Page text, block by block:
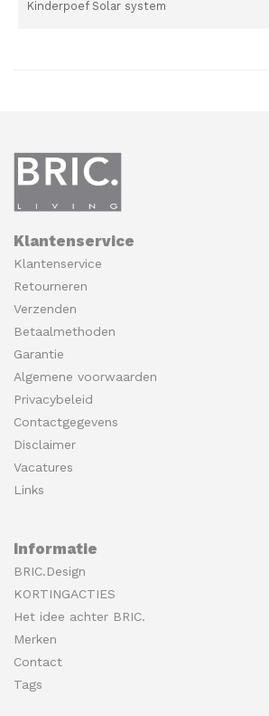
Kinderpoef Solar system
Klantenservice
Klantenservice
Retourneren
Verzenden
Betaalmethoden
Garantie
Algemene voorwaarden
Privacybeleid
Contactgegevens
Disclaimer
Vacatures
Links
Informatie
BRIC.Design
KORTINGACTIES
Het idee achter BRIC.
Merken
Contact
Tags